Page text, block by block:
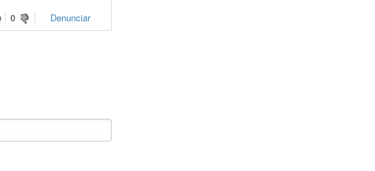
0 Denunciar